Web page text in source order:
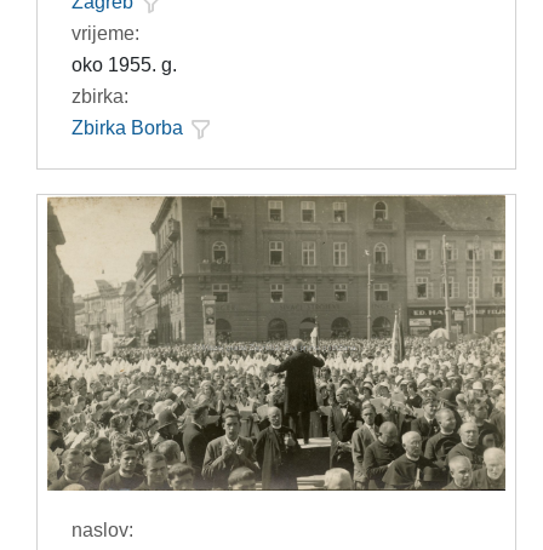
vrijeme:
oko 1955. g.
zbirka:
Zbirka Borba
naslov: